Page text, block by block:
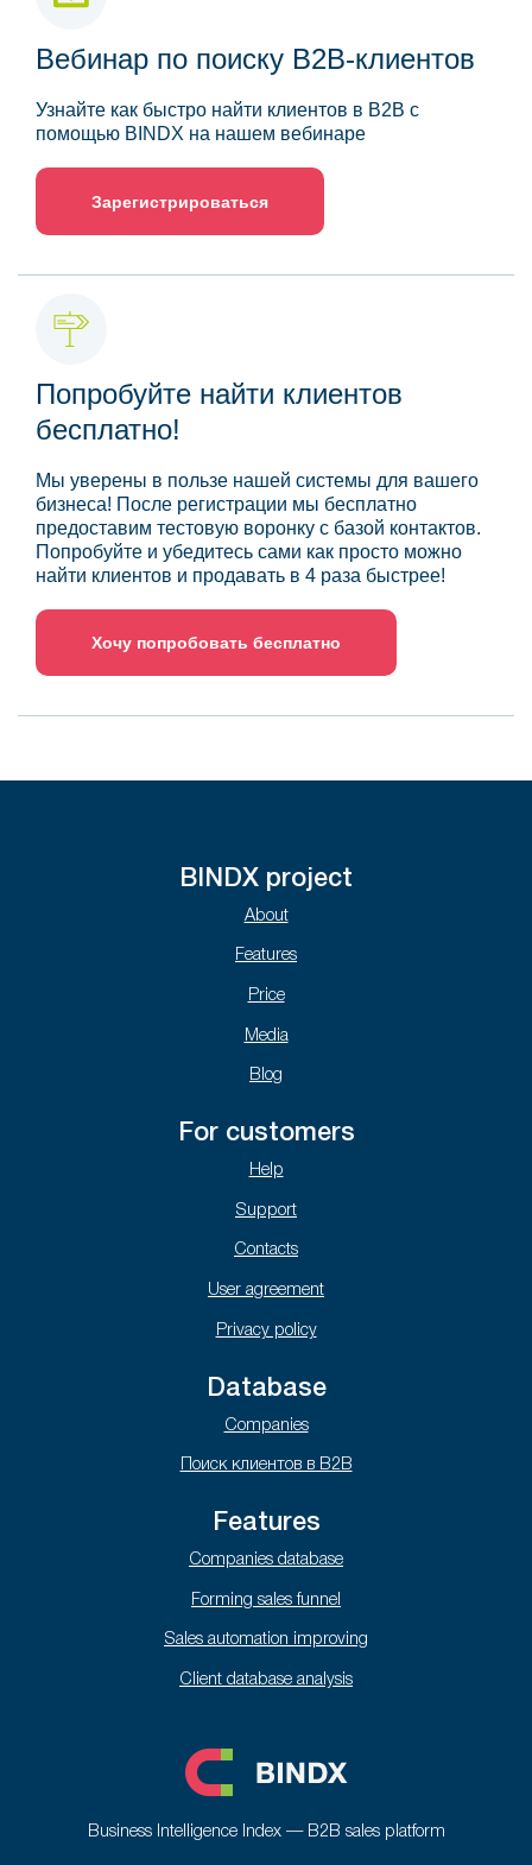
Вебинар по поиску B2B-клиентов
Узнайте как быстро найти клиентов в B2B с
помощью BINDX на нашем вебинаре
Зарегистрироваться
Попробуйте найти клиентов
бесплатно!
Мы уверены в пользе нашей системы для вашего
бизнеса! После регистрации мы бесплатно
предоставим тестовую воронку с базой контактов.
Попробуйте и убедитесь сами как просто можно
найти клиентов и продавать в 4 раза быстрее!
Хочу попробовать бесплатно
BINDX project
About
Features
Price
Media
Blog
For customers
Help
Support
Contacts
User agreement
Privacy policy
Database
Companies
Поиск клиентов в B2B
Features
Companies database
Forming sales funnel
Sales automation improving
Client database analysis
Business Intelligence Index — B2B sales platform